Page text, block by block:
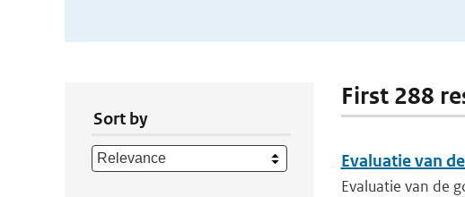
Sort by
First 288
Evaluatie van
Evaluatie van de